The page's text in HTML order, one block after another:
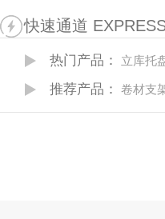
快速通道
热门产品： 立库托
推荐产品： 卷材支